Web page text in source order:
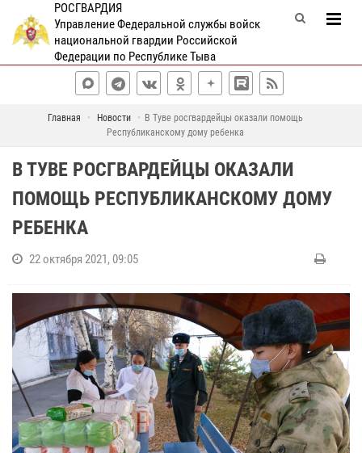
РОСГВАРДИЯ
Управление Федеральной службы войск
национальной гвардии Российской
Федерации по Республике Тыва
Главная Новости
В Туве росгвардейцы оказали помощь
Республиканскому дому ребенка
В ТУВЕ РОСГВАРДЕЙЦЫ ОКАЗАЛИ
ПОМОЩЬ РЕСПУБЛИКАНСКОМУ ДОМУ
РЕБЕНКА
22 октября 2021, 09:05